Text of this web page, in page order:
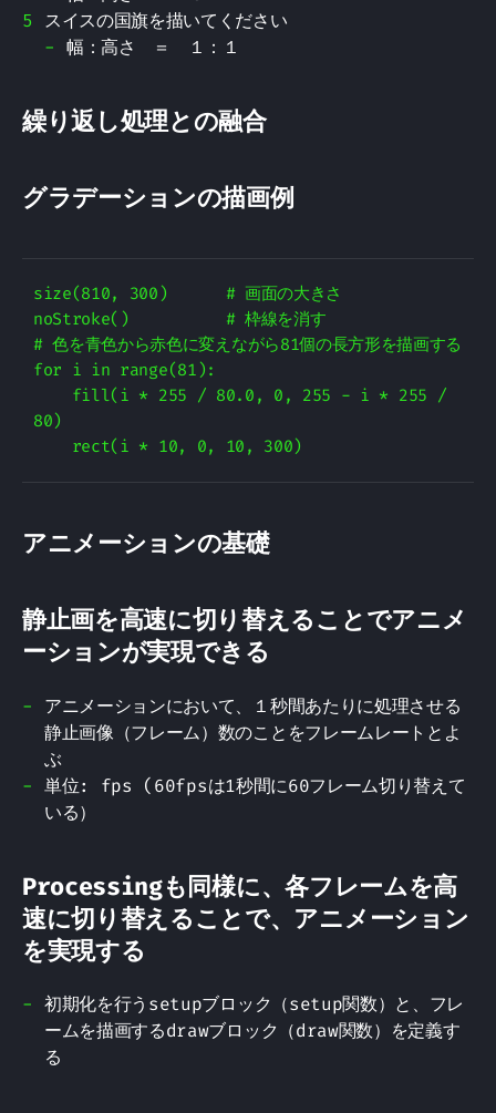
スイスの国旗を描いてください
幅：高さ ＝ １：１
繰り返し処理との融合
グラデーションの描画例
size(810, 300)      # 画面の大きさ
noStroke()          # 枠線を消す
# 色を青色から赤色に変えながら81個の長方形を描画する
for i in range(81):
80)
アニメーションの基礎
静止画を高速に切り替えることでアニメ
ーションが実現できる
アニメーションにおいて、１秒間あたりに処理させる
静止画像（フレーム）数のことをフレームレートとよ
ぶ
単位: fps (60fpsは1秒間に60フレーム切り替えて
いる）
Processingも同様に、各フレームを高
速に切り替えることで、アニメーション
を実現する
初期化を行うsetupブロック（setup関数）と、フレ
ームを描画するdrawブロック（draw関数）を定義す
る